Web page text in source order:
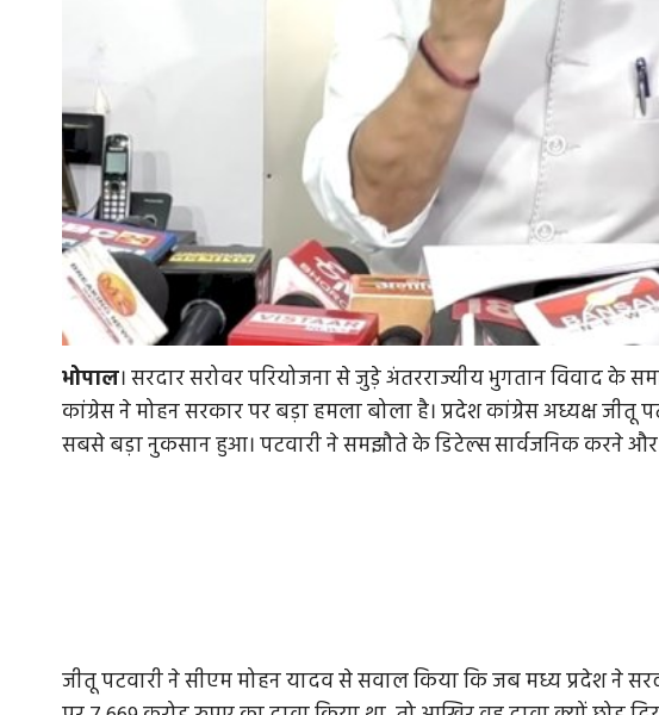
भोपाल। सरदार सरोवर परियोजना से जुड़े अंतरराज्यीय भुगतान विवाद के
कांग्रेस ने मोहन सरकार पर बड़ा हमला बोला है। प्रदेश कांग्रेस अध्यक्ष
सबसे बड़ा नुकसान हुआ। पटवारी ने समझौते के डिटेल्स सार्वजनिक करने और
जीतू पटवारी ने सीएम मोहन यादव से सवाल किया कि जब मध्य प्रदेश ने